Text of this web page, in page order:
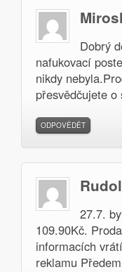
Dobrý
nafukovací
nikdy
přesvědčujete
ODPOVĚDĚT
27.7.
109.90Kč.
informacích
reklamu